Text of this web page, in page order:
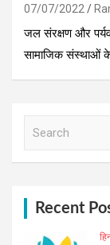
07/07/2022
जल संरक्षण और
सामाजिक संस्थाओं
Recent